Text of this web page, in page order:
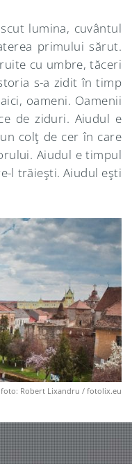
lumina, cuvântul
primului sărut.
cu umbre, tăceri
s-a zidit în timp
oameni. Oamenii
de ziduri. Aiudul e
colţ de cer în care
Aiudul e timpul
l trăieşti. Aiudul eşti
foto: Robert Lixandru / fotolix.eu